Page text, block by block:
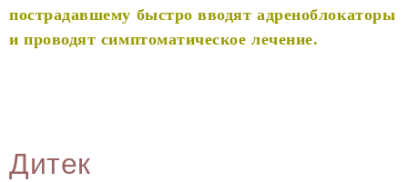
пострадавшему быстро вводят адреноблокаторы
и проводят симптоматическое лечение.
Дитек